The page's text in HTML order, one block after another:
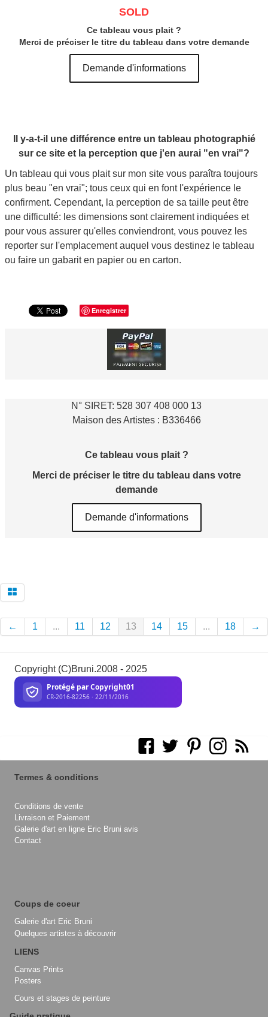
SOLD
Ce tableau vous plait ?
Merci de préciser le titre du tableau dans votre demande
Demande d'informations
Il y-a-t-il une différence entre un tableau photographié
sur ce site et la perception que j'en aurai "en vrai"?
Un tableau qui vous plait sur mon site vous paraîtra toujours
plus beau "en vrai"; tous ceux qui en font l'expérience le
confirment. Cependant, la perception de sa taille peut être
une difficulté: les dimensions sont clairement indiquées et
pour vous assurer qu'elles conviendront, vous pouvez les
reporter sur l'emplacement auquel vous destinez le tableau
ou faire un gabarit en papier ou en carton.
Enregistrer
N° SIRET: 528 307 408 000 13
Maison des Artistes : B336466
Ce tableau vous plait ?
Merci de préciser le titre du tableau dans votre
demande
Demande d'informations
← 1 ... 11 12 13 14 15 ... 18 →
Copyright (C)Bruni.2008 - 2025
Termes & conditions
Conditions de vente
Livraison et Paiement
Galerie d'art en ligne Eric Bruni avis
Contact
Coups de coeur
Galerie d'art Eric Bruni
Quelques artistes à découvrir
LIENS
Canvas Prints
Posters
Cours et stages de peinture